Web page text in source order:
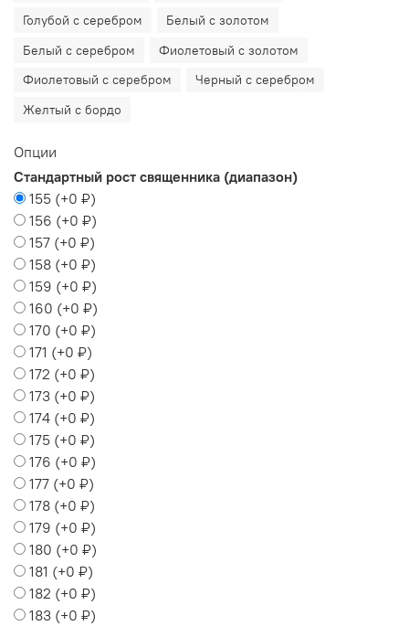
Голубой с серебром
Белый с золотом
Белый с серебром
Фиолетовый с золотом
Фиолетовый с серебром
Черный с серебром
Желтый с бордо
Опции
Стандартный рост священника (диапазон)
155 (+0 ₽)
156 (+0 ₽)
157 (+0 ₽)
158 (+0 ₽)
159 (+0 ₽)
160 (+0 ₽)
170 (+0 ₽)
171 (+0 ₽)
172 (+0 ₽)
173 (+0 ₽)
174 (+0 ₽)
175 (+0 ₽)
176 (+0 ₽)
177 (+0 ₽)
178 (+0 ₽)
179 (+0 ₽)
180 (+0 ₽)
181 (+0 ₽)
182 (+0 ₽)
183 (+0 ₽)